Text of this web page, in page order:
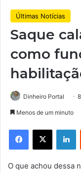
Últimas Notícias
Saque
como
Dinheiro Portal
Menos de um minuto
Facebook
X
O que achou dessa